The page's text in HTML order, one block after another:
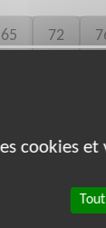
65 72
lecookies